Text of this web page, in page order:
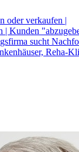
oder verkaufen |
| Kunden
sucht
Reha-